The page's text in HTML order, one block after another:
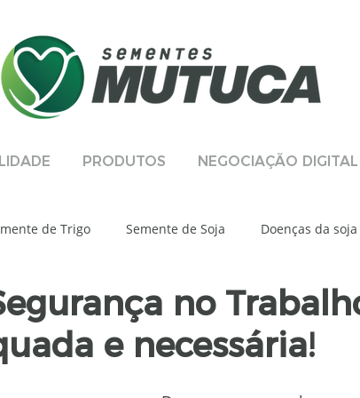
PRODUTOS NEGOCIAÇÃO DIGITAL
de Trigo Semente de Soja Doenças da soja
Manejo Integrado de Pragas Sustentabilidade
no
e necessária!